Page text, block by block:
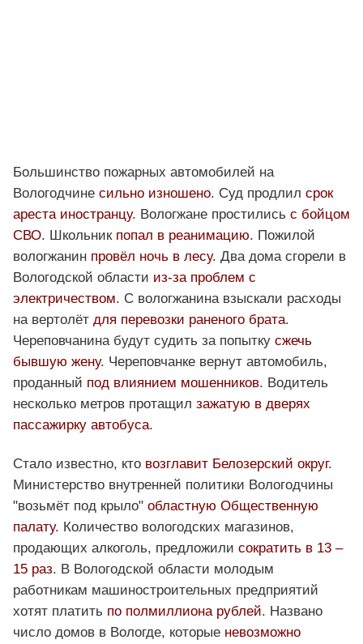
Большинство пожарных автомобилей на
Вологодчине сильно изношено. Суд продлил срок
ареста иностранцу. Вологжане простились с бойцом
СВО. Школьник попал в реанимацию. Пожилой
вологжанин провёл ночь в лесу. Два дома сгорели в
Вологодской области из-за проблем с
электричеством. С вологжанина взыскали расходы
на вертолёт для перевозки раненого брата.
Череповчанина будут судить за попытку сжечь
бывшую жену. Череповчанке вернут автомобиль,
проданный под влиянием мошенников. Водитель
несколько метров протащил зажатую в дверях
пассажирку автобуса.
Стало известно, кто возглавит Белозерский округ.
Министерство внутренней политики Вологодчины
"возьмёт под крыло" областную Общественную
палату. Количество вологодских магазинов,
продающих алкоголь, предложили сократить в 13 –
15 раз. В Вологодской области молодым
работникам машиностроительных предприятий
хотят платить по полмиллиона рублей. Названо
число домов в Вологде, которые невозможно